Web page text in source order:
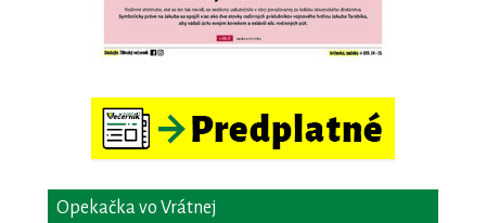
Opekačka vo Vrátnej